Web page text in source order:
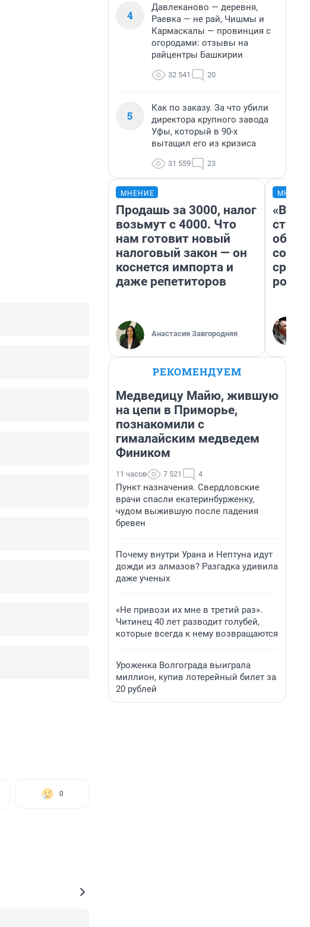
0
4
Давлеканово — деревня,
Раевка — не рай, Чишмы и
Кармаскалы — провинция с
огородами: отзывы на
райцентры Башкирии
32 541 20
5
Как по заказу. За что убили
директора крупного завода
Уфы, который в 90-х
вытащил его из кризиса
31 559 23
МНЕНИЕ
Продашь за 3000, налог
возьмут с 4000. Что
нам готовит новый
налоговый закон — он
коснется импорта и
даже репетиторов
Анастасия Завгородняя
«В
РЕКОМЕНДУЕМ
Медведицу Майю, жившую
на цепи в Приморье,
познакомили с
гималайским медведем
Фиником
11 часов 7 521 4
Пункт назначения. Свердловские
врачи спасли екатеринбурженку,
чудом выжившую после падения
бревен
Почему внутри Урана и Нептуна идут
дожди из алмазов? Разгадка удивила
даже ученых
«Не привози их мне в третий раз».
Читинец 40 лет разводит голубей,
которые всегда к нему возвращаются
Уроженка Волгограда выиграла
миллион, купив лотерейный билет за
20 рублей